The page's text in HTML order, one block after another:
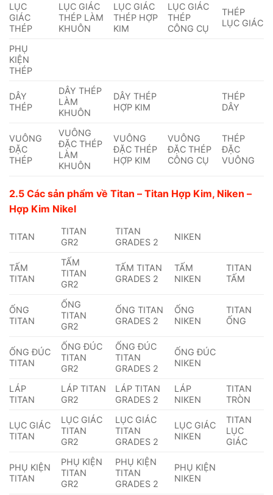
LỤC
GIÁC
THÉP
LỤC GIÁC
THÉP LÀM
KHUÔN
LỤC GIÁC
THÉP HỢP
KIM
LỤC GIÁC
THÉP
CÔNG CỤ
THÉP
LỤC GIÁC
PHỤ
KIỆN
THÉP
DÂY
THÉP
DÂY THÉP
LÀM
KHUÔN
DÂY THÉP
HỢP KIM
THÉP
DÂY
VUÔNG
ĐẶC
THÉP
VUÔNG
ĐẶC THÉP
LÀM
KHUÔN
VUÔNG
ĐẶC THÉP
HỢP KIM
VUÔNG
ĐẶC THÉP
CÔNG CỤ
THÉP
ĐẶC
VUÔNG
2.5 Các sản phẩm về Titan – Titan Hợp Kim, Niken –
Hợp Kim Nikel
TITAN
TITAN
GR2
TITAN
GRADES 2
NIKEN
TẤM
TITAN
TẤM
TITAN
GR2
TẤM TITAN
GRADES 2
TẤM
NIKEN
TITAN
TẤM
ỐNG
TITAN
ỐNG
TITAN
GR2
ỐNG TITAN
GRADES 2
ỐNG
NIKEN
TITAN
ỐNG
ỐNG ĐÚC
TITAN
ỐNG ĐÚC
TITAN
GR2
ỐNG ĐÚC
TITAN
GRADES 2
ỐNG ĐÚC
NIKEN
LÁP
TITAN
LÁP TITAN
GR2
LÁP TITAN
GRADES 2
LÁP
NIKEN
TITAN
TRÒN
LỤC GIÁC
TITAN
LỤC GIÁC
TITAN
GR2
LỤC GIÁC
TITAN
GRADES 2
LỤC GIÁC
NIKEN
TITAN
LỤC
GIÁC
PHỤ KIỆN
TITAN
PHỤ KIỆN
TITAN
GR2
PHỤ KIỆN
TITAN
GRADES 2
PHỤ KIỆN
NIKEN